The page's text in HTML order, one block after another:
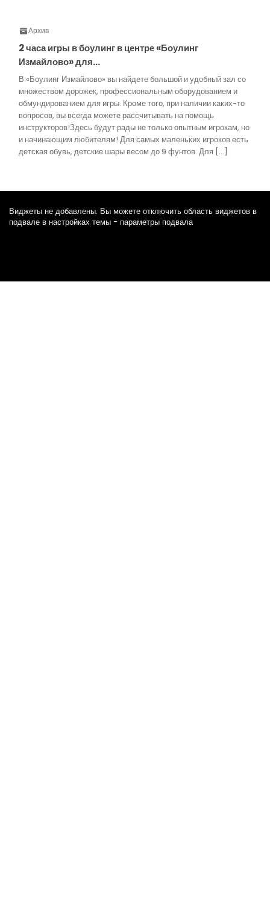
Архив
2 часа игры в боулинг в центре «Боулинг
Измайлово» для…
В «Боулинг Измайлово» вы найдете большой и удобный зал со
множеством дорожек, профессиональным оборудованием и
обмундированием для игры. Кроме того, при наличии каких-то
вопросов, вы всегда можете рассчитывать на помощь
инструкторов!Здесь будут рады не только опытным игрокам, но
и начинающим любителям! Для самых маленьких игроков есть
детская обувь, детские шары весом до 9 фунтов. Для […]
Виджеты не добавлены. Вы можете отключить область виджетов в
подвале в настройках темы - параметры подвала